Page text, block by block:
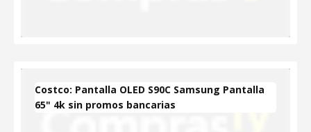
Costco: Pantalla OLED S90C Samsung Pantalla
65" 4k sin promos bancarias